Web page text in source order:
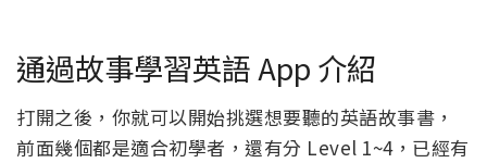
通過故事學習英語 App 介紹
打開之後，你就可以開始挑選想要聽的英語故事書，
前面幾個都是適合初學者，還有分 Level 1~4，已經有